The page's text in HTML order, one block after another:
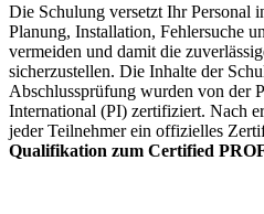
Die Schulung versetzt Ihr Personal
Planung, Installation, Fehlersuche
vermeiden und damit die
sicherzustellen. Die Inhalte der
Abschlussprüfung wurden von
International (PI) zertifiziert. Nach
jeder Teilnehmer ein offizielles
Qualifikation zum Certified